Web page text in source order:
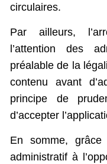
circulaires.
Par ailleurs,
l’attention des
préalable de la
contenu avant
principe de
d’accepter
En somme,
administratif à